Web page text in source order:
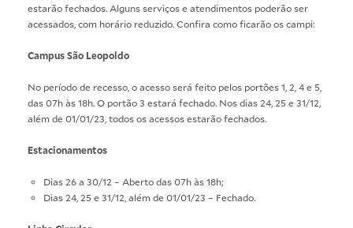
estarão fechados. Alguns serviços e atendimentos poderão ser
acessados, com horário reduzido. Confira como ficarão os campi:
Campus São Leopoldo
No período de recesso, o acesso será feito pelos portões 1, 2, 4 e 5,
das 07h às 18h. O portão 3 estará fechado. Nos dias 24, 25 e 31/12,
além de 01/01/23, todos os acessos estarão fechados.
Estacionamentos
Dias 26 a 30/12 – Aberto das 07h às 18h;
Dias 24, 25 e 31/12, além de 01/01/23 – Fechado.